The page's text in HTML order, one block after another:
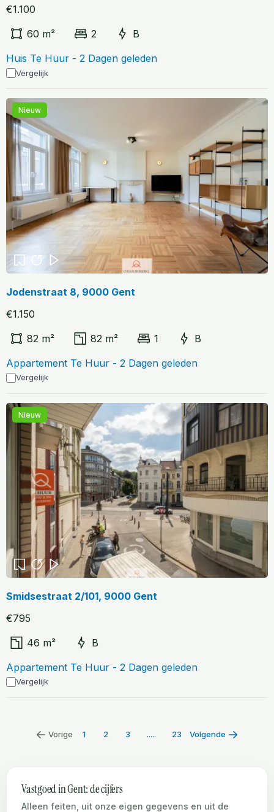
€1.100
60 m²
2
B
Huis Te Huur - 2 Dagen geleden
Vergelijk
Nieuw
Jodenstraat 8, 9000 Gent
€1.150
82 m²
82 m² 1
B
Appartement Te Huur - 2 Dagen geleden
Vergelijk
Nieuw
Smidsestraat 2/101, 9000 Gent
€795
46 m²
B
Appartement Te Huur - 2 Dagen geleden
Vergelijk
Vorige 1 2 3 ..... 23 Volgende
Vastgoed in Gent: de cijfers
Alleen feiten, uit onze eigen gegevens en uit de